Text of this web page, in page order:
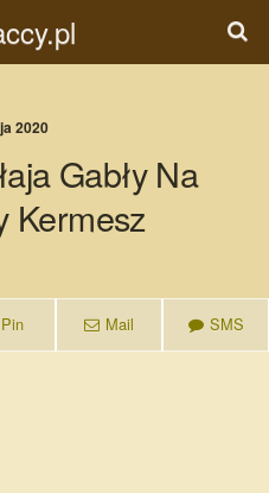
2020
Gabły Na
Kermesz
Pin Mail SMS